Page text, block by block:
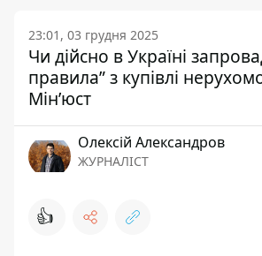
23:01, 03 грудня 2025
Чи дійсно в Україні
правила” з купівлі
Мін’юст
Олексій Александров
ЖУРНАЛІСТ
👍